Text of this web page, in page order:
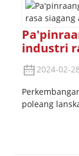
industri
2024-02-28
poleang